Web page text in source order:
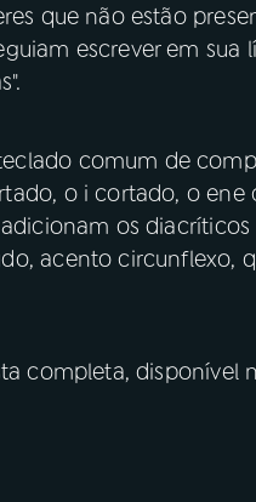
que não estão
escrever em sua
comum de
o i cortado, o
os
acento circunflexo,
completa, disponível